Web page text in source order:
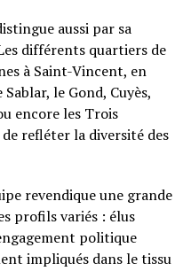
aussi par sa
différents quartiers de
à Saint-Vincent, en
le Gond, Cuyès,
encore les Trois
refléter la diversité des
revendique une grande
profils variés : élus
politique
impliqués dans le tissu